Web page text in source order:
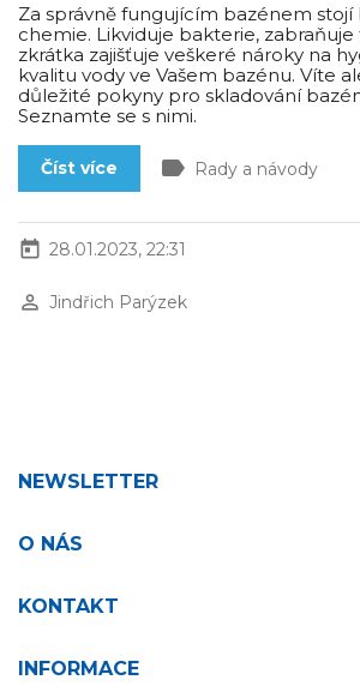
Za správně fungujícím bazénem stojí
chemie. Likviduje bakterie, zabraňuje
zkrátka zajišťuje veškeré nároky na
kvalitu vody ve Vašem bazénu. Víte
důležité pokyny pro skladování
Seznamte se s nimi.
Číst více label Rady a návody
today 28.01.2023, 22:31
perm_identity Jindřich Parýzek
NEWSLETTER
O NÁS
KONTAKT
INFORMACE